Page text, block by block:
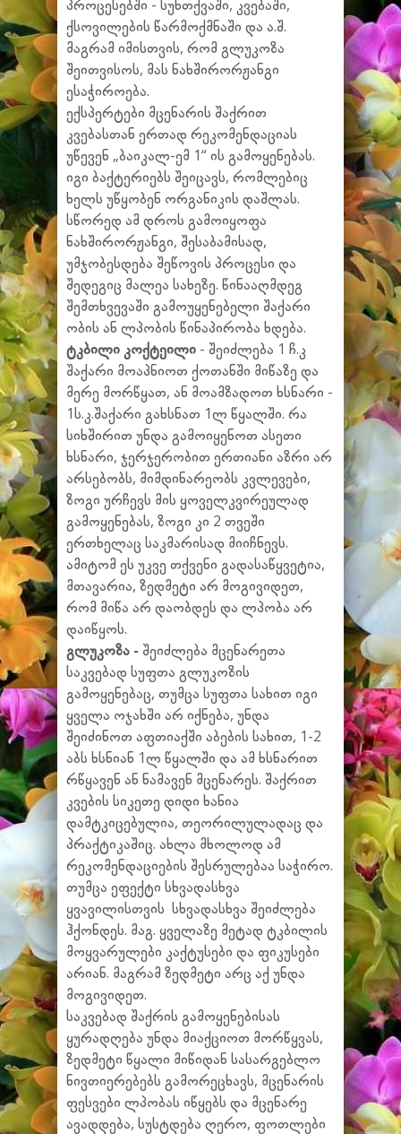
პროცესებში - სუნთქვაში, კვებაში,
ქსოვილების წარმოქმნაში და ა.შ.
მაგრამ იმისთვის, რომ გლუკოზა
შეითვისოს, მას ნახშირორჟანგი
ესაჭიროება.
ექსპერტები მცენარის შაქრით
კვებასთან ერთად რეკომენდაციას
უწევენ „ბაიკალ-ემ 1“ ის გამოყენებას.
იგი ბაქტერიებს შეიცავს, რომლებიც
ხელს უწყობენ ორგანიკის დაშლას.
სწორედ ამ დროს გამოიყოფა
ნახშირორჟანგი, შესაბამისად,
უმჯობესდება შეწოვის პროცესი და
შედეგიც მალეა სახეზე. წინააღმდეგ
შემთხვევაში გამოუყენებელი შაქარი
ობის ან ლპობის წინაპირობა ხდება.
ტკბილი კოქტეილი - შეიძლება 1 ჩ.კ
შაქარი მოაპნიოთ ქოთანში მიწაზე და
მერე მორწყათ, ან მოამზადოთ ხსნარი -
1ს.კ.შაქარი გახსნათ 1ლ წყალში. რა
სიხშირით უნდა გამოიყენოთ ასეთი
ხსნარი, ჯერჯერობით ერთიანი აზრი არ
არსებობს, მიმდინარეობს კვლევები,
ზოგი ურჩევს მის ყოველკვირეულად
გამოყენებას, ზოგი კი 2 თვეში
ერთხელაც საკმარისად მიიჩნევს.
ამიტომ ეს უკვე თქვენი გადასაწყვეტია,
მთავარია, ზედმეტი არ მოგივიდეთ,
რომ მიწა არ დაობდეს და ლპობა არ
დაიწყოს.
გლუკოზა - შეიძლება მცენარეთა
საკვებად სუფთა გლუკოზის
გამოყენებაც, თუმცა სუფთა სახით იგი
ყველა ოჯახში არ იქნება, უნდა
შეიძინოთ აფთიაქში აბების სახით, 1-2
აბს ხსნიან 1ლ წყალში და ამ ხსნარით
რწყავენ ან ნამავენ მცენარეს. შაქრით
კვების სიკეთე დიდი ხანია
დამტკიცებულია, თეორილულადაც და
პრაქტიკაშიც. ახლა მხოლოდ ამ
რეკომენდაციების შესრულებაა საჭირო.
თუმცა ეფექტი სხვადასხვა
ყვავილისთვის სხვადასხვა შეიძლება
ჰქონდეს. მაგ. ყველაზე მეტად ტკბილის
მოყვარულები კაქტუსები და ფიკუსები
არიან. მაგრამ ზედმეტი არც აქ უნდა
მოგივიდეთ.
საკვებად შაქრის გამოყენებისას
ყურადღება უნდა მიაქციოთ მორწყვას,
ზედმეტი წყალი მიწიდან სასარგებლო
ნივთიერებებს გამორეცხავს, მცენარის
ფესვები ლპობას იწყებს და მცენარე
ავადდება, სუსტდება ღერო, ფოთლები